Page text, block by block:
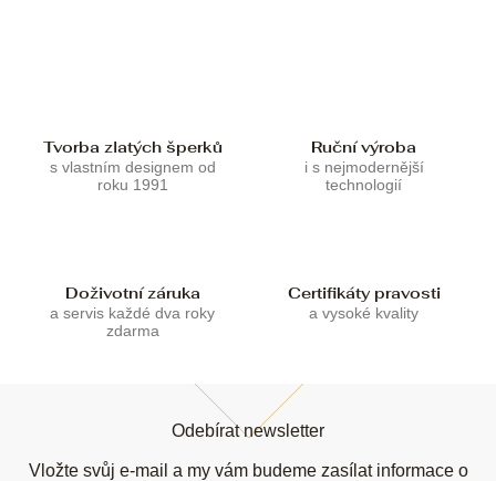
Tvorba zlatých šperků
s vlastním designem od
roku 1991
Ruční výroba
i s nejmodernější
technologií
Doživotní záruka
a servis každé dva roky
zdarma
Certifikáty pravosti
a vysoké kvality
Odebírat newsletter
Vložte svůj e-mail a my vám budeme zasílat informace o